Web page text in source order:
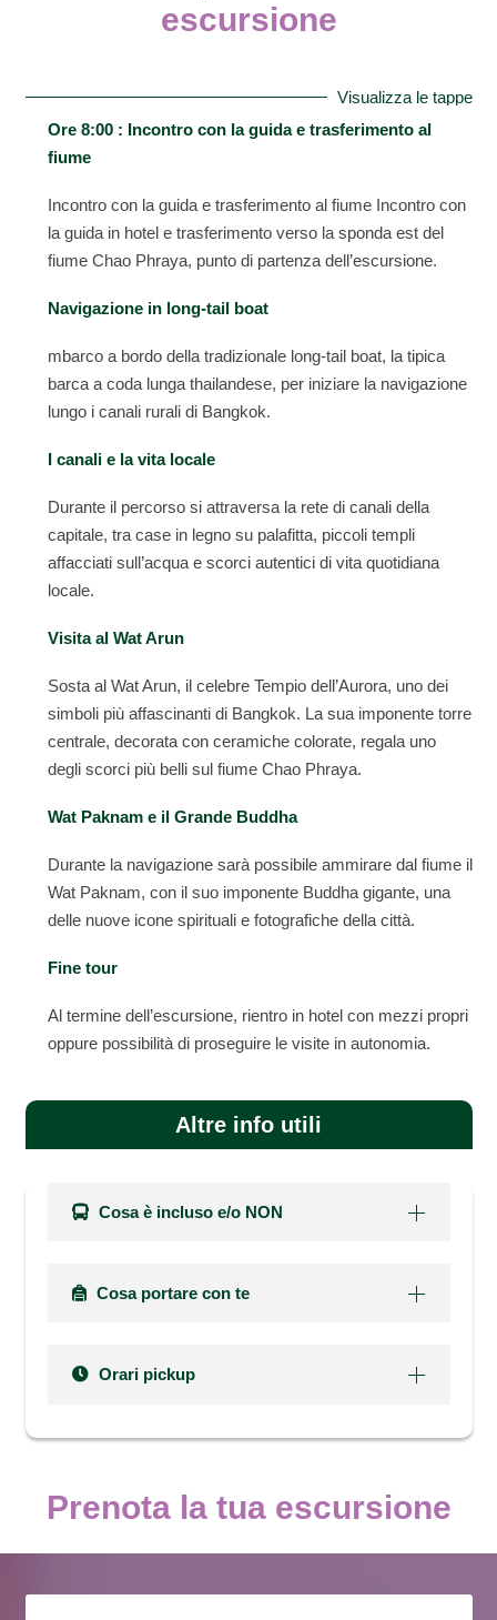
escursione
Visualizza le tappe
Ore 8:00 : Incontro con la guida e trasferimento al
fiume
Incontro con la guida e trasferimento al fiume Incontro con
la guida in hotel e trasferimento verso la sponda est del
fiume Chao Phraya, punto di partenza dell’escursione.
Navigazione in long-tail boat
mbarco a bordo della tradizionale long-tail boat, la tipica
barca a coda lunga thailandese, per iniziare la navigazione
lungo i canali rurali di Bangkok.
I canali e la vita locale
Durante il percorso si attraversa la rete di canali della
capitale, tra case in legno su palafitta, piccoli templi
affacciati sull’acqua e scorci autentici di vita quotidiana
locale.
Visita al Wat Arun
Sosta al Wat Arun, il celebre Tempio dell’Aurora, uno dei
simboli più affascinanti di Bangkok. La sua imponente torre
centrale, decorata con ceramiche colorate, regala uno
degli scorci più belli sul fiume Chao Phraya.
Wat Paknam e il Grande Buddha
Durante la navigazione sarà possibile ammirare dal fiume il
Wat Paknam, con il suo imponente Buddha gigante, una
delle nuove icone spirituali e fotografiche della città.
Fine tour
Al termine dell’escursione, rientro in hotel con mezzi propri
oppure possibilità di proseguire le visite in autonomia.
Altre info utili
Cosa è incluso e/o NON
Cosa portare con te
Orari pickup
Prenota la tua escursione